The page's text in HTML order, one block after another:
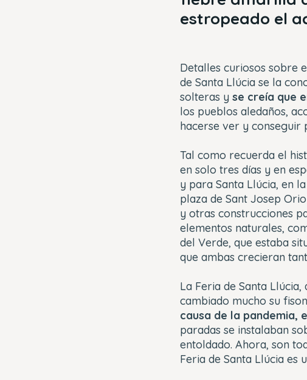
estropeado el
Detalles curiosos sobre
de Santa Llúcia se la
solteras y se creía que
los pueblos aledaños,
hacerse ver y conseguir
Tal como recuerda el
en solo tres días y en
y para Santa Llúcia, en
plaza de Sant Josep
y otras construcciones
elementos naturales,
del Verde, que estaba
que ambas crecieran
La Feria de Santa
cambiado mucho su
causa de la pandemia,
paradas se instalaban
entoldado. Ahora, son
Feria de Santa Llúcia es